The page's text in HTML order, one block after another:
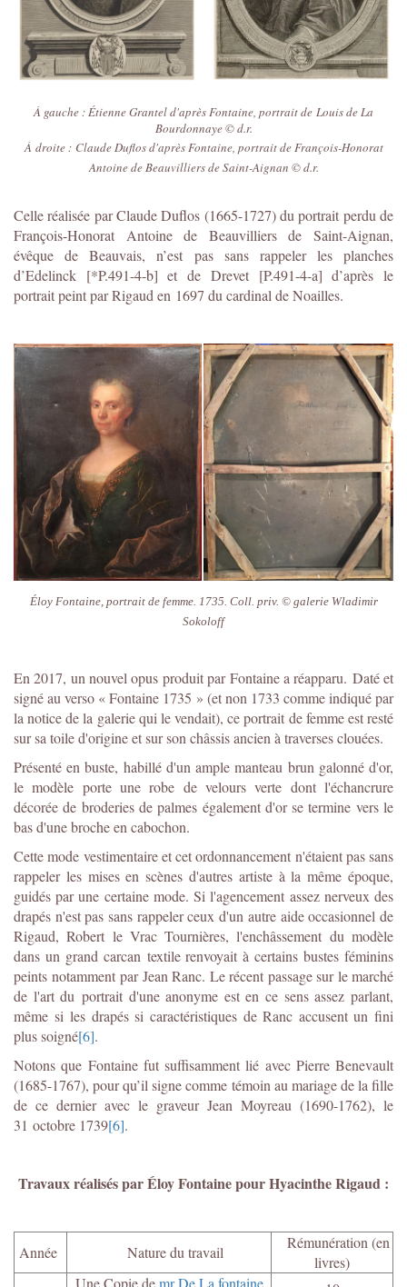
À gauche : Étienne Grantel d'après Fontaine, portrait de Louis de La
Bourdonnaye © d.r.
À droite : Claude Duflos d'après Fontaine, portrait de François-Honorat
Antoine de Beauvilliers de Saint-Aignan © d.r.
Celle réalisée par Claude Duflos (1665-1727) du portrait perdu de
François-Honorat Antoine de Beauvilliers de Saint-Aignan,
évêque de Beauvais, n’est pas sans rappeler les planches
d’Edelinck [*P.491-4-b] et de Drevet [P.491-4-a] d’après le
portrait peint par Rigaud en 1697 du cardinal de Noailles.
Éloy Fontaine, portrait de femme. 1735. Coll. priv. © galerie Wladimir
Sokoloff
En 2017, un nouvel opus produit par Fontaine a réapparu. Daté et
signé au verso « Fontaine 1735 » (et non 1733 comme indiqué par
la notice de la galerie qui le vendait), ce portrait de femme est resté
sur sa toile d'origine et sur son châssis ancien à traverses clouées.
Présenté en buste, habillé d'un ample manteau brun galonné d'or,
le modèle porte une robe de velours verte dont l'échancrure
décorée de broderies de palmes également d'or se termine vers le
bas d'une broche en cabochon.
Cette mode vestimentaire et cet ordonnancement n'étaient pas sans
rappeler les mises en scènes d'autres artiste à la même époque,
guidés par une certaine mode. Si l'agencement assez nerveux des
drapés n'est pas sans rappeler ceux d'un autre aide occasionnel de
Rigaud, Robert le Vrac Tournières, l'enchâssement du modèle
dans un grand carcan textile renvoyait à certains bustes féminins
peints notamment par Jean Ranc. Le récent passage sur le marché
de l'art du portrait d'une anonyme est en ce sens assez parlant,
même si les drapés si caractéristiques de Ranc accusent un fini
plus soigné[6].
Notons que Fontaine fut suffisamment lié avec Pierre Benevault
(1685-1767), pour qu’il signe comme témoin au mariage de la fille
de ce dernier avec le graveur Jean Moyreau (1690-1762), le
31 octobre 1739[6].
Travaux réalisés par Éloy Fontaine pour Hyacinthe Rigaud :
Année Nature du travail
Rémunération (en
livres)
Une Copie demr De La fontaine